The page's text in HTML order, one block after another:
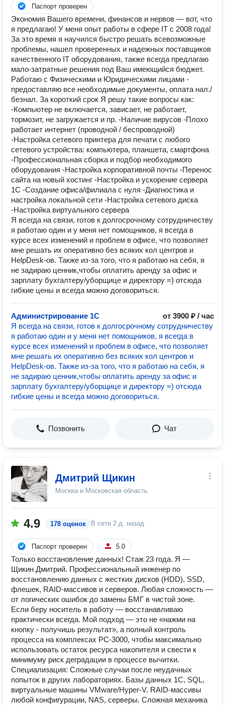
Паспорт проверен
Экономия Вашего времени, финансов и нервов — вот, что
я предлагаю! У меня опыт работы в сфере IT с 2008 года!
За это время я научился быстро решать всевозможные
проблемы, нашел проверенных и надежных поставщиков
качественного IT оборудования, также всегда предлагаю
мало-затратные решения под Ваш имеющийся бюджет.
Работаю с Физическими и Юридическими лицами -
предоставляю все необходимые документы, оплата нал./
безнал. За короткий срок Я решу такие вопросы как:
-Компьютер не включается, зависает, не работает,
тормозит, не загружается и пр. -Наличие вирусов -Плохо
работает интернет (проводной / беспроводной)
-Настройка сетевого принтера для печати с любого
сетевого устройства: компьютера, планшета, смартфона
-Профессиональная сборка и подбор необходимого
оборудования -Настройка корпоративной почты -Перенос
сайта на новый хостинг -Настройка и ускорение сервера
1С -Создание офиса/филиала с нуля -Диагностика и
настройка локальной сети -Настройка сетевого диска
-Настройка виртуального сервера
Я всегда на связи, готов к долгосрочному сотрудничеству
я работаю один и у меня нет помощников, я всегда в
курсе всех изменений и проблем в офисе, что позволяет
мне решать их оперативно без всяких кол центров и
HelpDesk-ов. Также из-за того, что я работаю на себя, я
не задираю ценник,чтобы оплатить аренду за офис и
зарплату бухгалтеру/уборщице и директору =) отсюда
гибкие цены и всегда можно договориться.
Администрирование 1С
от 3900 ₽ / час
Я всегда на связи, готов к долгосрочному сотрудничеству
я работаю один и у меня нет помощников, я всегда в
курсе всех изменений и проблем в офисе, что позволяет
мне решать их оперативно без всяких кол центров и
HelpDesk-ов. Также из-за того, что я работаю на себя, я
не задираю ценник,чтобы оплатить аренду за офис и
зарплату бухгалтеру/уборщице и директору =) отсюда
гибкие цены и всегда можно договориться.
Позвонить Чат
Дмитрий Щикин
Москва и Московская область
4.9 178 оценок В сети 2 д. назад
Паспорт проверен 5.0
Только восстановление данных! Стаж 23 года. Я —
Щикин Дмитрий. Профессиональный инженер по
восстановлению данных с жестких дисков (HDD), SSD,
флешек, RAID-массивов и серверов. Любая сложность —
от логических ошибок до замены БМГ в чистой зоне.
Если беру носитель в работу — восстанавливаю
практически всегда. Мой подход — это не «нажми на
кнопку - получишь результат», а полный контроль
процесса на комплексах PC-3000, чтобы максимально
использовать остаток ресурса накопителя и свести к
минимуму риск деградации в процессе вычитки.
Специализация: Сложные случаи после неудачных
попыток в других лабораториях. Базы данных 1С, SQL,
виртуальные машины VMware/Hyper-V. RAID-массивы
любой конфигурации, NAS, серверы. Сложная механика